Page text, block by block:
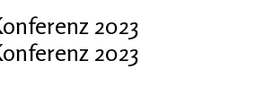
2023
2023